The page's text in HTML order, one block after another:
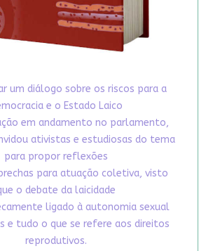
um diálogo sobre os riscos para a
e o Estado Laico
em andamento no parlamento,
ativistas e estudiosas do tema
para propor reflexões
para atuação coletiva, visto
o debate da laicidade
ligado à autonomia sexual
e tudo o que se refere aos direitos
reprodutivos.